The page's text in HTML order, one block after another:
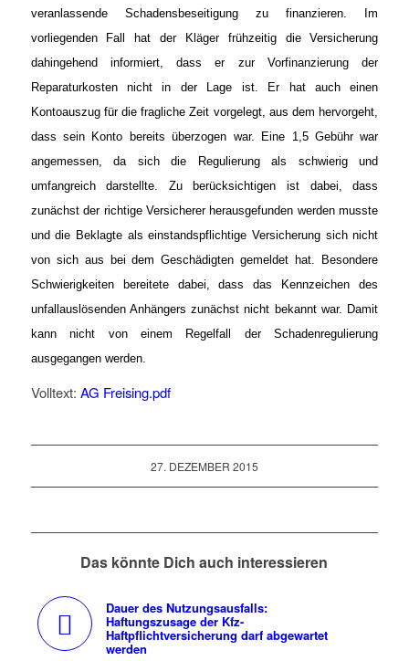
veranlassende Schadensbeseitigung zu finanzieren. Im
vorliegenden Fall hat der Kläger frühzeitig die Versicherung
dahingehend informiert, dass er zur Vorfinanzierung der
Reparaturkosten nicht in der Lage ist. Er hat auch einen
Kontoauszug für die fragliche Zeit vorgelegt, aus dem hervorgeht,
dass sein Konto bereits überzogen war. Eine 1,5 Gebühr war
angemessen, da sich die Regulierung als schwierig und
umfangreich darstellte. Zu berücksichtigen ist dabei, dass
zunächst der richtige Versicherer herausgefunden werden musste
und die Beklagte als einstandspflichtige Versicherung sich nicht
von sich aus bei dem Geschädigten gemeldet hat. Besondere
Schwierigkeiten bereitete dabei, dass das Kennzeichen des
unfallauslösenden Anhängers zunächst nicht bekannt war. Damit
kann nicht von einem Regelfall der Schadenregulierung
ausgegangen werden.
Volltext: AG Freising.pdf
27. DEZEMBER 2015
Das könnte Dich auch interessieren
Dauer des Nutzungsausfalls:
Haftungszusage der Kfz-
Haftpflichtversicherung darf abgewartet
werden